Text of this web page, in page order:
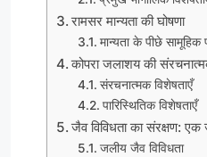
रामसर मान्यता की घोषणा
मान्यता के पीछे सामूहिक
कोपरा जलाशय की
संरचनात्मक विशेषताएँ
पारिस्थितिक विशेषताएँ
जैव विविधता का संरक्षण: एक
जलीय जैव विविधता